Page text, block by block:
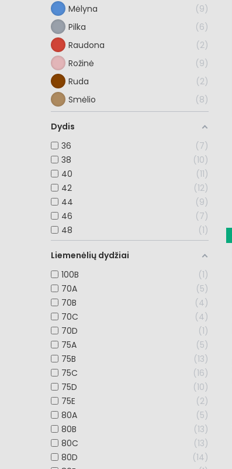
Mėlyna
9
Pilka
6
Raudona
2
Rožinė
9
Ruda
2
Smėlio
8
Dydis
36
7
38
10
40
11
42
12
44
9
46
7
48
1
Liemenėlių dydžiai
100B
1
70A
5
70B
4
70C
4
70D
1
75A
5
75B
13
75C
16
75D
10
75E
2
80A
5
80B
13
80C
13
80D
14